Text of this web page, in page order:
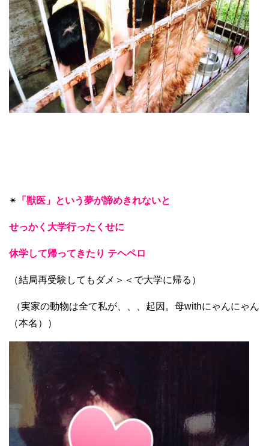
✴︎ 「獣医」という夢が諦めきれないと
せっかく大学行ったくせに
休学して帰ってきたり テヘペロ
（結局再受験してもダメ＞＜で大学に帰る）
（実家の動物は全て私が、、、起因。母withにゃんにゃん
（本名））